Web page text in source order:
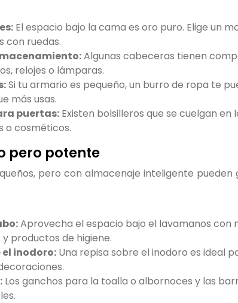
El espacio bajo la cama es oro puro. Elige un
con ruedas.
Algunas cabeceras tienen
relojes o lámparas.
Si tu armario es pequeño, un burro de ropa te
más usas.
puertas: Existen bolsilleros que se cuelgan
o cosméticos.
pero potente
pero con almacenaje inteligente
Aprovecha el espacio bajo el lavamanos con
productos de higiene.
inodoro: Una repisa sobre el inodoro es ideal
Los ganchos para la toalla o albornoces y las